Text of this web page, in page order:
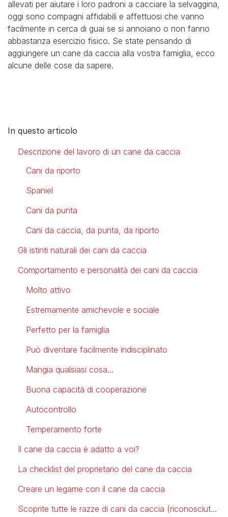
allevati per aiutare i loro padroni a cacciare la selvaggina,
oggi sono compagni affidabili e affettuosi che vanno
facilmente in cerca di guai se si annoiano o non fanno
abbastanza esercizio fisico. Se state pensando di
aggiungere un cane da caccia alla vostra famiglia, ecco
alcune delle cose da sapere.
In questo articolo
Descrizione del lavoro di un cane da caccia
Cani da riporto
Spaniel
Cani da punta
Cani da caccia, da punta, da riporto
Gli istinti naturali dei cani da caccia
Comportamento e personalità dei cani da caccia
Molto attivo
Estremamente amichevole e sociale
Perfetto per la famiglia
Può diventare facilmente indisciplinato
Mangia qualsiasi cosa...
Buona capacità di cooperazione
Autocontrollo
Temperamento forte
Il cane da caccia è adatto a voi?
La checklist del proprietario del cane da caccia
Creare un legame con il cane da caccia
Scoprite tutte le razze di cani da caccia (riconosciute dal Kennel Club, febbraio 2020)